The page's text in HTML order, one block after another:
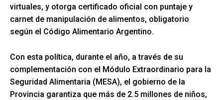
virtuales, y otorga certificado oficial con puntaje y
carnet de manipulación de alimentos, obligatorio
según el Código Alimentario Argentino.
Con esta política, durante el año, a través de su
complementación con el Módulo Extraordinario para la
Seguridad Alimentaria (MESA), el gobierno de la
Provincia garantiza que más de 2.5 millones de niños,